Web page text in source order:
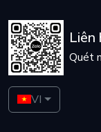
Liên
Quét
VI